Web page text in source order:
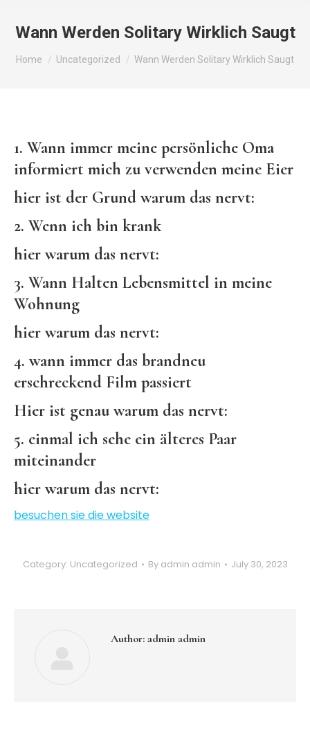
Wann Werden Solitary Wirklich Saugt
You are here:
Home Uncategorized Wann Werden Solitary Wirklich Saugt
1. Wann immer meine persönliche Oma
informiert mich zu verwenden meine Eier
hier ist der Grund warum das nervt:
2. Wenn ich bin krank
hier warum das nervt:
3. Wann Halten Lebensmittel in meine
Wohnung
hier warum das nervt:
4. wann immer das brandneu
erschreckend Film passiert
Hier ist genau warum das nervt:
5. einmal ich sehe ein älteres Paar
miteinander
hier warum das nervt:
besuchen sie die website
Category: Uncategorized By admin admin July 30, 2023
Author: admin admin